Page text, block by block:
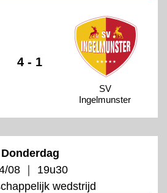
4 - 1
SV
Ingelmunster
Donderdag
08 ｜ 19u30
wedstrijd